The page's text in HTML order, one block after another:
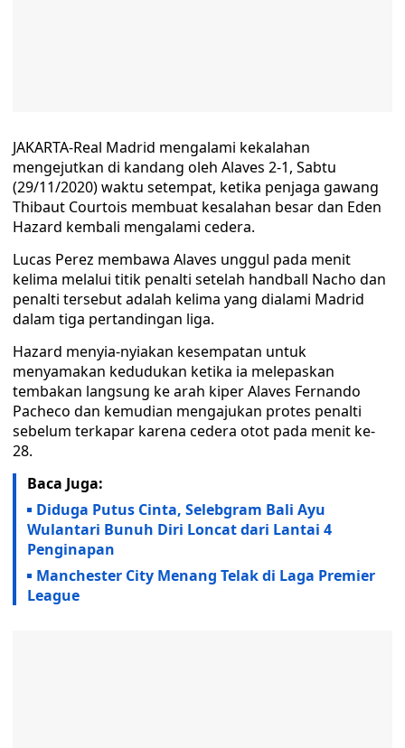
JAKARTA-Real Madrid mengalami kekalahan
mengejutkan di kandang oleh Alaves 2-1, Sabtu
(29/11/2020) waktu setempat, ketika penjaga gawang
Thibaut Courtois membuat kesalahan besar dan Eden
Hazard kembali mengalami cedera.
Lucas Perez membawa Alaves unggul pada menit
kelima melalui titik penalti setelah handball Nacho dan
penalti tersebut adalah kelima yang dialami Madrid
dalam tiga pertandingan liga.
Hazard menyia-nyiakan kesempatan untuk
menyamakan kedudukan ketika ia melepaskan
tembakan langsung ke arah kiper Alaves Fernando
Pacheco dan kemudian mengajukan protes penalti
sebelum terkapar karena cedera otot pada menit ke-
28.
Baca Juga:
Diduga Putus Cinta, Selebgram Bali Ayu
Wulantari Bunuh Diri Loncat dari Lantai 4
Penginapan
Manchester City Menang Telak di Laga Premier
League